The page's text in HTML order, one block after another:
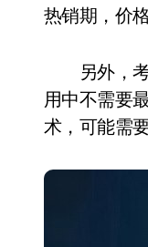
热销期，价
另外，考
用中不需要
术，可能需